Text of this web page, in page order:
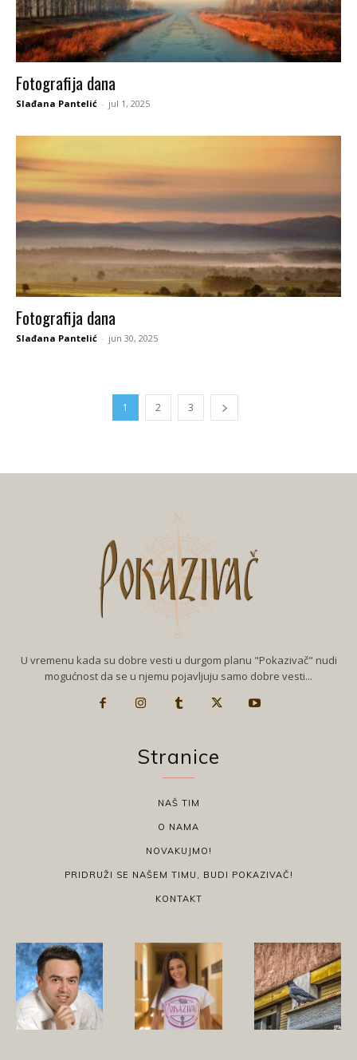
Fotografija dana
Slađana Pantelić - jul 1, 2025
Fotografija dana
Slađana Pantelić - jun 30, 2025
1 2 3
U vremenu kada su dobre vesti u durgom planu "Pokazivač" nudi
mogućnost da se u njemu pojavljuju samo dobre vesti...
Stranice
NAŠ TIM
O NAMA
NOVAKUJMO!
PRIDRUŽI SE NAŠEM TIMU, BUDI POKAZIVAČ!
KONTAKT